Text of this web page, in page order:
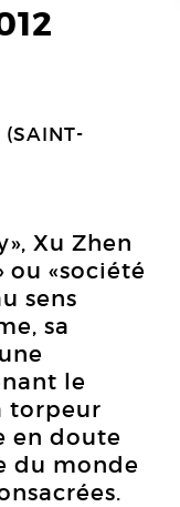
(SAINT-
Xu Zhen
ou «société
sens
sa
le
torpeur
en doute
du monde